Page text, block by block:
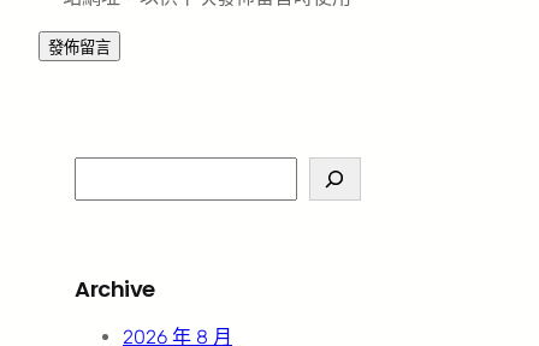
e
c
Archive
2026 年 8 月